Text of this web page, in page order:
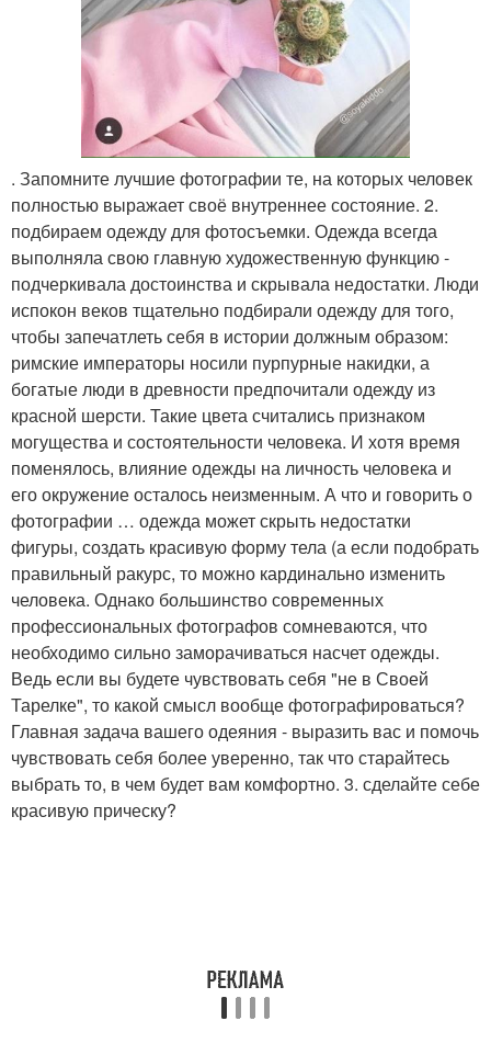
. Запомните лучшие фотографии те, на которых человек
полностью выражает своё внутреннее состояние. 2.
подбираем одежду для фотосъемки. Одежда всегда
выполняла свою главную художественную функцию -
подчеркивала достоинства и скрывала недостатки. Люди
испокон веков тщательно подбирали одежду для того,
чтобы запечатлеть себя в истории должным образом:
римские императоры носили пурпурные накидки, а
богатые люди в древности предпочитали одежду из
красной шерсти. Такие цвета считались признаком
могущества и состоятельности человека. И хотя время
поменялось, влияние одежды на личность человека и
его окружение осталось неизменным. А что и говорить о
фотографии … одежда может скрыть недостатки
фигуры, создать красивую форму тела (а если подобрать
правильный ракурс, то можно кардинально изменить
человека. Однако большинство современных
профессиональных фотографов сомневаются, что
необходимо сильно заморачиваться насчет одежды.
Ведь если вы будете чувствовать себя "не в Своей
Тарелке", то какой смысл вообще фотографироваться?
Главная задача вашего одеяния - выразить вас и помочь
чувствовать себя более уверенно, так что старайтесь
выбрать то, в чем будет вам комфортно. 3. сделайте себе
красивую прическу?